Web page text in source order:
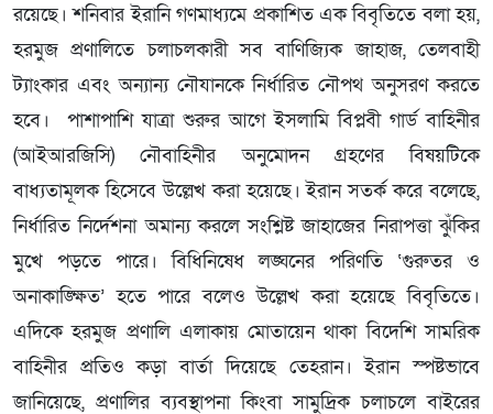
রয়েছে। শনিবার ইরানি গণমাধ্যমে প্রকাশিত এক বিবৃতিতে বলা হয়,
হরমুজ প্রণালিতে চলাচলকারী সব বাণিজ্যিক জাহাজ, তেলবাহী
ট্যাংকার এবং অন্যান্য নৌযানকে নির্ধারিত নৌপথ অনুসরণ করতে
হবে। পাশাপাশি যাত্রা শুরুর আগে ইসলামি বিপ্লবী গার্ড বাহিনীর
(আইআরজিসি) নৌবাহিনীর অনুমোদন গ্রহণের বিষয়টিকে
বাধ্যতামূলক হিসেবে উল্লেখ করা হয়েছে। ইরান সতর্ক করে বলেছে,
নির্ধারিত নির্দেশনা অমান্য করলে সংশ্লিষ্ট জাহাজের নিরাপত্তা ঝুঁকির
মুখে পড়তে পারে। বিধিনিষেধ লঙ্ঘনের পরিণতি ‘গুরুতর ও
অনাকাঙ্ক্ষিত’ হতে পারে বলেও উল্লেখ করা হয়েছে বিবৃতিতে।
এদিকে হরমুজ প্রণালি এলাকায় মোতায়েন থাকা বিদেশি সামরিক
বাহিনীর প্রতিও কড়া বার্তা দিয়েছে তেহরান। ইরান স্পষ্টভাবে
জানিয়েছে, প্রণালির ব্যবস্থাপনা কিংবা সামুদ্রিক চলাচলে বাইরের